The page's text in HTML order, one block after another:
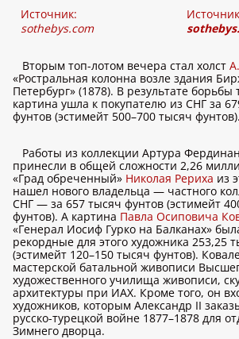
Источник:
sothebys.com
Вторым топ-лотом вечера стал холст
«Ростральная колонна возле здания
Петербург» (1878). В результате борьбы
картина ушла к покупателю из СНГ за
фунтов (эстимейт 500–700 тысяч фунтов).
Работы из коллекции Артура
принесли в общей сложности 2,26
«Град обреченный» Николая Рериха из
нашел нового владельца — частного
СНГ — за 657 тысяч фунтов (эстимейт
фунтов). А картина Павла Осиповича
«Генерал Иосиф Гурко на Балканах»
рекордные для этого художника 253,25
(эстимейт 120–150 тысяч фунтов).
мастерской батальной живописи
художественного училища живописи,
архитектуры при ИАХ. Кроме того, он
художников, которым Александр II
русско-турецкой войне 1877–1878 для
Зимнего дворца.